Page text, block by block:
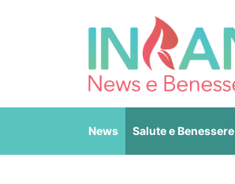
News Salute e Benessere